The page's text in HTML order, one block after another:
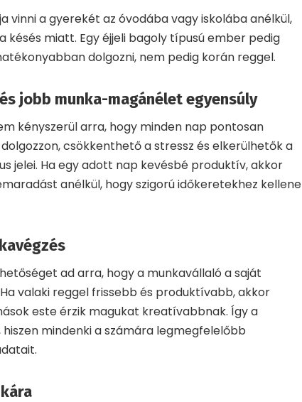
vinni a gyerekét az óvodába vagy iskolába anélkül,
késés miatt. Egy éjjeli bagoly típusú ember pedig
dolgozni, nem pedig korán reggel.
jobb munka-magánélet egyensúly
kényszerül arra, hogy minden nap pontosan
csökkenthető a stressz és elkerülhetők a
jelei. Ha egy adott nap kevésbé produktív, akkor
anélkül, hogy szigorú időkeretekhez kellene
ad arra, hogy a munkavállaló a saját
valaki reggel frissebb és produktívabb, akkor
este érzik magukat kreatívabbnak. Így a
mindenki a számára legmegfelelőbb